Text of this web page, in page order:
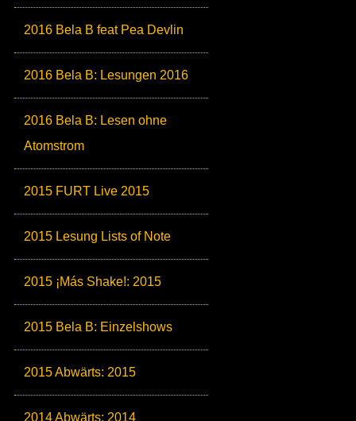
2016 Bela B feat Pea Devlin
2016 Bela B: Lesungen 2016
2016 Bela B: Lesen ohne
Atomstrom
2015 FURT Live 2015
2015 Lesung Lists of Note
2015 ¡Más Shake!: 2015
2015 Bela B: Einzelshows
2015 Abwärts: 2015
2014 Abwärts: 2014